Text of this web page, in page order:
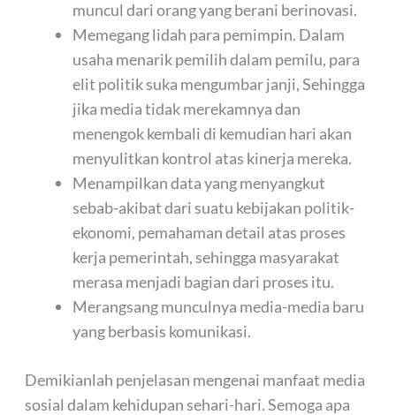
muncul dari orang yang berani berinovasi.
Memegang lidah para pemimpin. Dalam
usaha menarik pemilih dalam pemilu, para
elit politik suka mengumbar janji, Sehingga
jika media tidak merekamnya dan
menengok kembali di kemudian hari akan
menyulitkan kontrol atas kinerja mereka.
Menampilkan data yang menyangkut
sebab-akibat dari suatu kebijakan politik-
ekonomi, pemahaman detail atas proses
kerja pemerintah, sehingga masyarakat
merasa menjadi bagian dari proses itu.
Merangsang munculnya media-media baru
yang berbasis komunikasi.
Demikianlah penjelasan mengenai manfaat media
sosial dalam kehidupan sehari-hari. Semoga apa